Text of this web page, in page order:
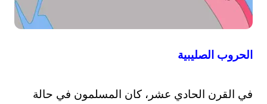
الحروب الصليبية
في القرن الحادي عشر، كان المسلمون في حالة